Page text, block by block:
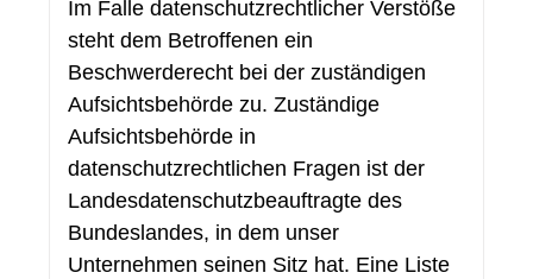
Im Falle datenschutzrechtlicher Verstöße
steht dem Betroffenen ein
Beschwerderecht bei der zuständigen
Aufsichtsbehörde zu. Zuständige
Aufsichtsbehörde in
datenschutzrechtlichen Fragen ist der
Landesdatenschutzbeauftragte des
Bundeslandes, in dem unser
Unternehmen seinen Sitz hat. Eine Liste